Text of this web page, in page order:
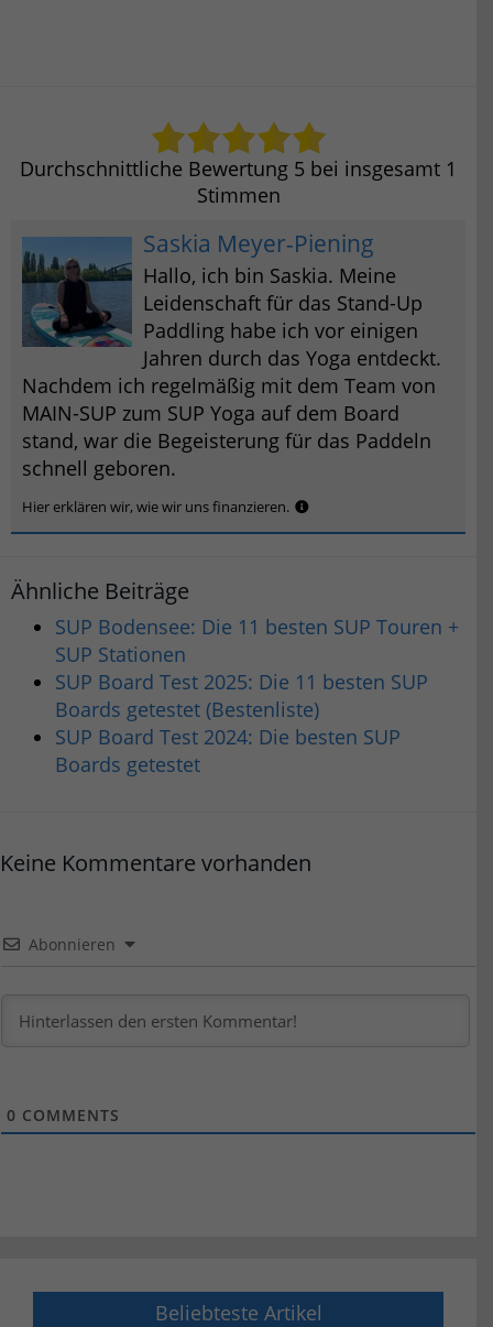
Durchschnittliche Bewertung 5 bei insgesamt 1
Stimmen
Saskia Meyer-Piening
Hallo, ich bin Saskia. Meine
Leidenschaft für das Stand-Up
Paddling habe ich vor einigen
Jahren durch das Yoga entdeckt.
Nachdem ich regelmäßig mit dem Team von
MAIN-SUP zum SUP Yoga auf dem Board
stand, war die Begeisterung für das Paddeln
schnell geboren.
Hier erklären wir, wie wir uns finanzieren.
Ähnliche Beiträge
SUP Bodensee: Die 11 besten SUP Touren +
SUP Stationen
SUP Board Test 2025: Die 11 besten SUP
Boards getestet (Bestenliste)
SUP Board Test 2024: Die besten SUP
Boards getestet
Keine Kommentare vorhanden
Abonnieren
0 COMMENTS
Beliebteste Artikel